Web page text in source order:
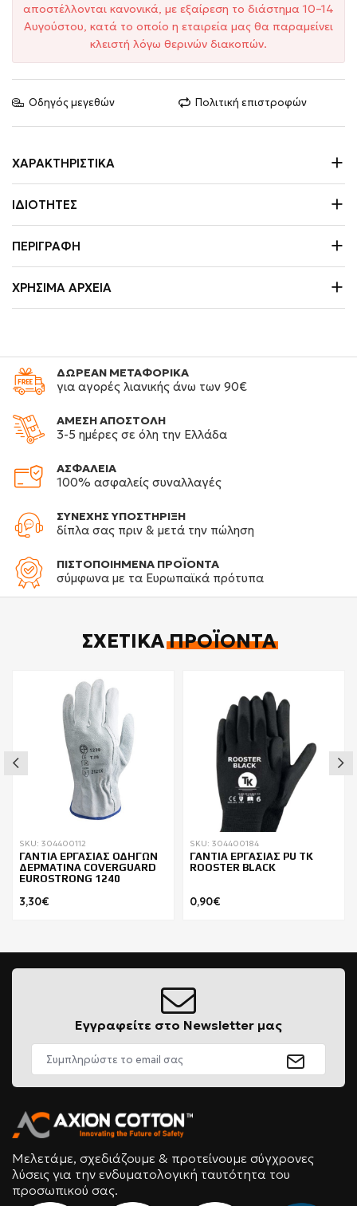
αποστέλλονται κανονικά, με εξαίρεση το διάστημα 10–14
Αυγούστου, κατά το οποίο η εταιρεία μας θα παραμείνει
κλειστή λόγω θερινών διακοπών.
Οδηγός μεγεθών Πολιτική επιστροφών
ΧΑΡΑΚΤΗΡΙΣΤΙΚΆ
ΙΔΙΌΤΗΤΕΣ
ΠΕΡΙΓΡΑΦΉ
ΧΡΉΣΙΜΑ ΑΡΧΕΊΑ
ΔΩΡΕΑΝ ΜΕΤΑΦΟΡΙΚΑ
για αγορές λιανικής άνω των 90€
ΑΜΕΣΗ ΑΠΟΣΤΟΛΗ
3-5 ημέρες σε όλη την Ελλάδα
ΑΣΦΑΛΕΙΑ
100% ασφαλείς συναλλαγές
ΣΥΝΕΧΗΣ ΥΠΟΣΤΗΡΙΞΗ
δίπλα σας πριν & μετά την πώληση
ΠΙΣΤΟΠΟΙΗΜΕΝΑ ΠΡΟΪΟΝΤΑ
σύμφωνα με τα Ευρωπαϊκά πρότυπα
ΣΧΕΤΙΚΆΠΡΟΪΌΝΤΑ
SKU: 304400112
ΓΑΝΤΙΑ ΕΡΓΑΣΙΑΣ ΟΔΗΓΩΝ
ΔΕΡΜΑΤΙΝΑ COVERGUARD
EUROSTRONG 1240
3,30€
SKU: 304400184
ΓΑΝΤΙΑ ΕΡΓΑΣΙΑΣ PU TK
ROOSTER BLACK
0,90€
Εγγραφείτε στο Newsletter μας
Μελετάμε, σχεδιάζουμε & προτείνουμε σύγχρονες
λύσεις για την ενδυματολογική ταυτότητα του
προσωπικού σας.